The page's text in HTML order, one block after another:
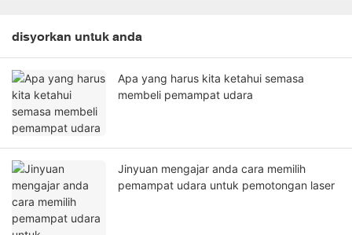
disyorkan untuk anda
Apa yang harus kita ketahui semasa
membeli pemampat udara
Jinyuan mengajar anda cara memilih
pemampat udara untuk pemotongan laser